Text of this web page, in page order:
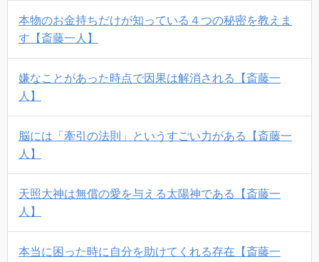
本物のお金持ちだけが知っている４つの秘密を教えま
す【斎藤一人】
嫌なことがあった時点で因果は解消される【斎藤一
人】
脳には「牽引の法則」というすごい力がある【斎藤一
人】
天照大神は無償の愛を与える太陽神である【斎藤一
人】
本当に困った時に自分を助けてくれる存在【斎藤一